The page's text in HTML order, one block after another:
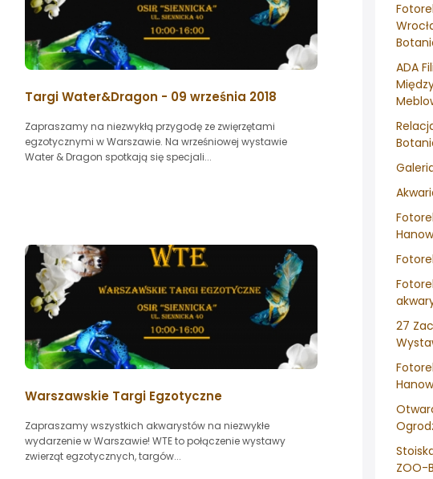
ADA
27
ZOO-
Targi Water&Dragon - 09 września 2018
Zapraszamy na niezwykłą przygodę ze zwięrzętami
egzotycznymi w Warszawie. Na wrześniowej wystawie
Water & Dragon spotkają się specjali...
Warszawskie Targi Egzotyczne
Zapraszamy wszystkich akwarystów na niezwykłe
wydarzenie w Warszawie! WTE to połączenie wystawy
zwierząt egzotycznych, targów...